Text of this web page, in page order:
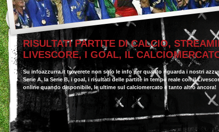
RISULTATI PARTITE DI CALCIO,
LIVESCORE, I GOAL, IL
Su infoazzurra.it troverete non solo le info per quanto riguarda i nostri
Serie A, la Serie B, i goal, i risultati delle partite in tempo reale con il
online quando disponibile, le ultime sul calciomercato e tanto altro ancora!